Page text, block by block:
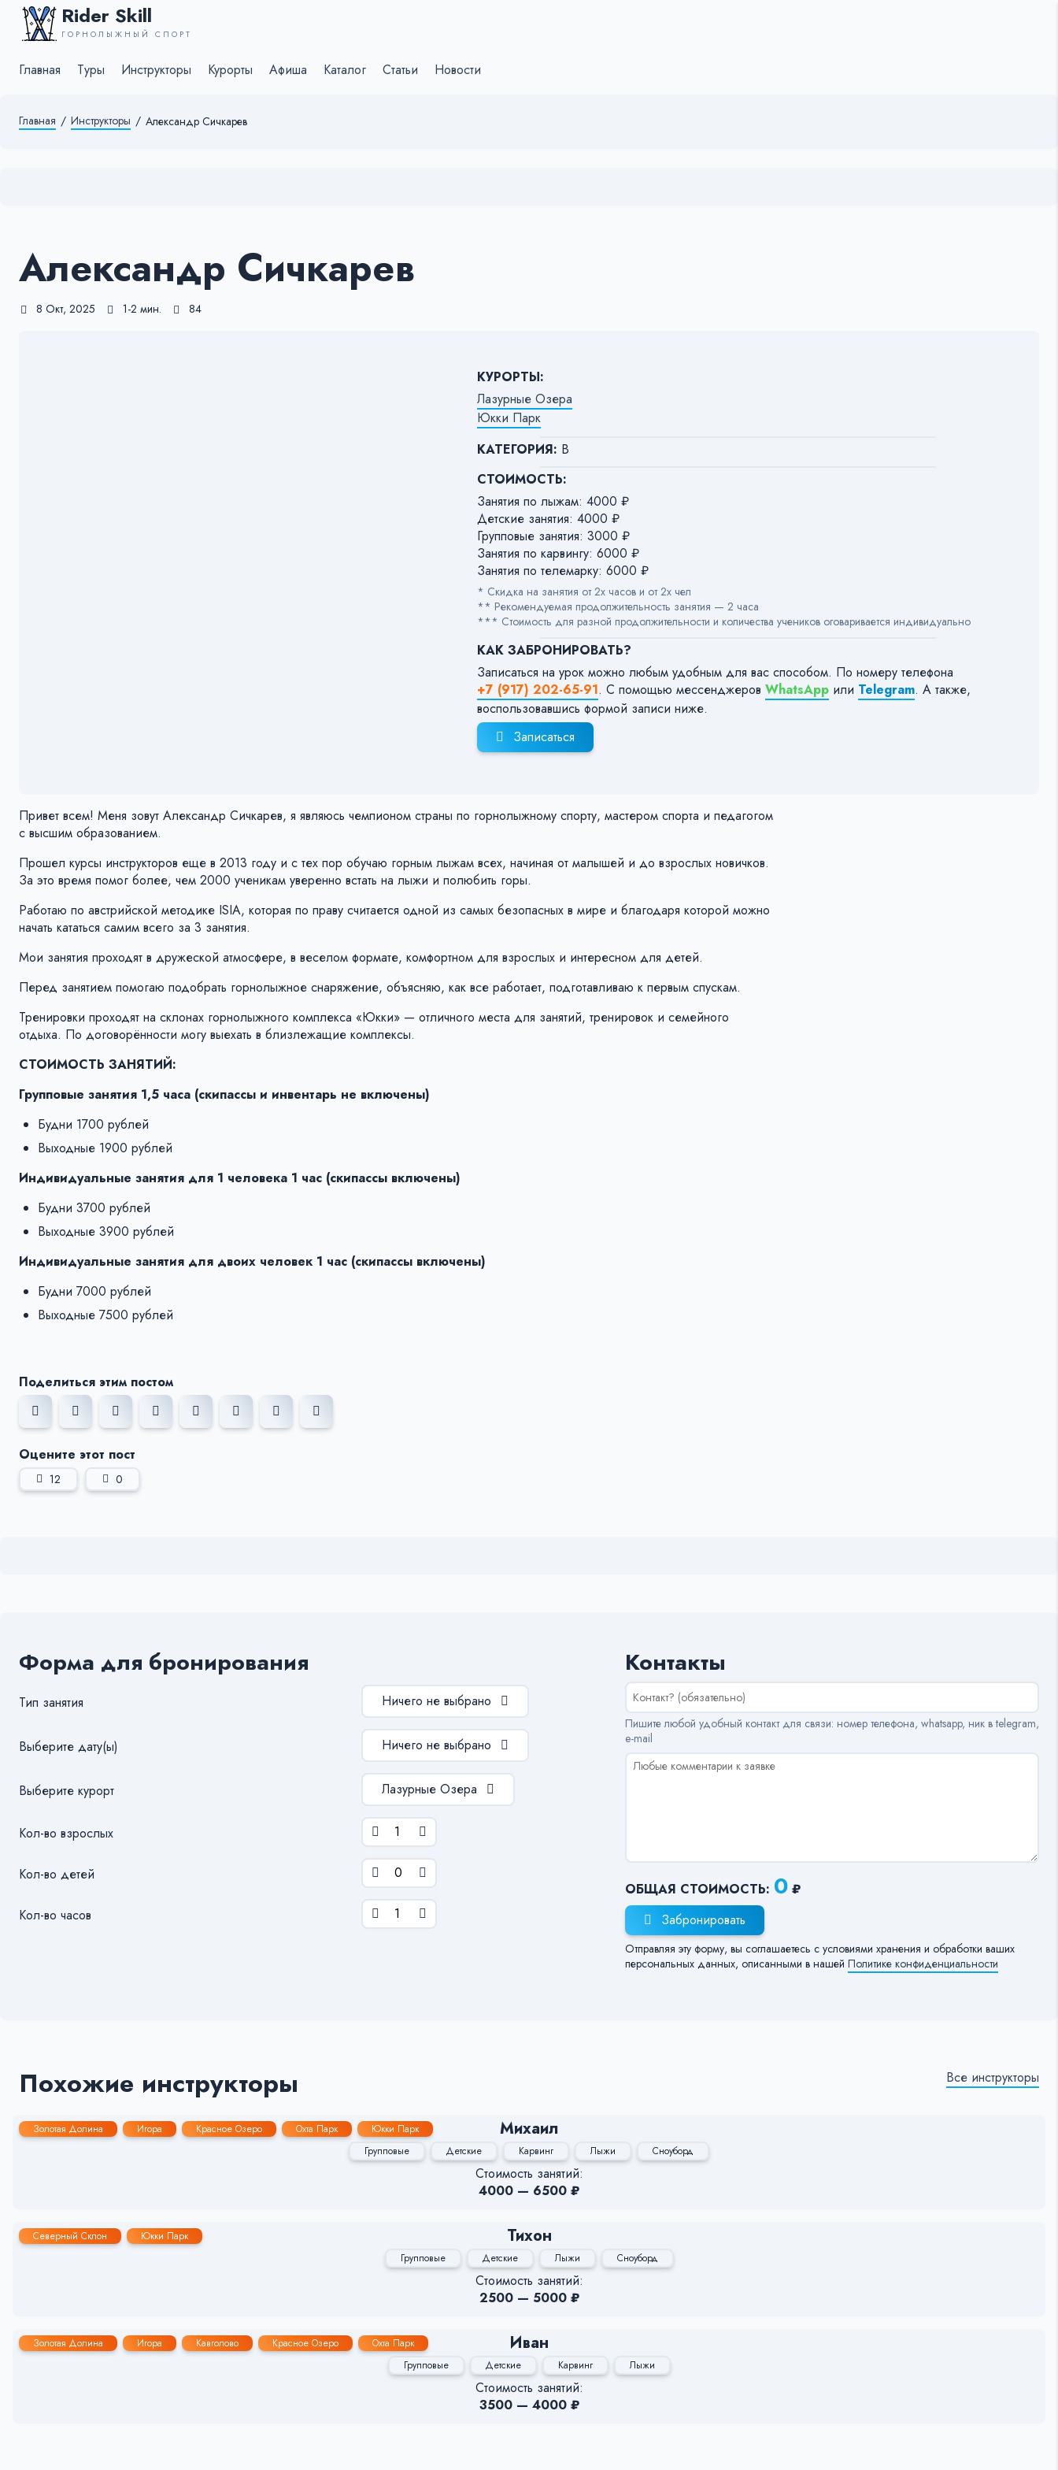
Rider Skill
ГОРНОЛЫЖНЫЙ СПОРТ
Главная Туры Инструкторы Курорты Афиша Каталог Статьи Новости
Главная / Инструкторы / Александр Сичкарев
Александр Сичкарев
8 Окт, 2025 1-2 мин. 84
КУРОРТЫ:
Лазурные Озера
Юкки Парк
КАТЕГОРИЯ: В
СТОИМОСТЬ:
Занятия по лыжам: 4000 ₽
Детские занятия: 4000 ₽
Групповые занятия: 3000 ₽
Занятия по карвингу: 6000 ₽
Занятия по телемарку: 6000 ₽
* Скидка на занятия от 2х часов и от 2х чел
** Рекомендуемая продолжительность занятия — 2 часа
*** Стоимость для разной продолжительности и количества учеников оговаривается индивидуально
КАК ЗАБРОНИРОВАТЬ?
Записаться на урок можно любым удобным для вас способом. По номеру телефона
+7 (917) 202-65-91. С помощью мессенджеров WhatsApp или Telegram. А также,
воспользовавшись формой записи ниже.
Записаться
Привет всем! Меня зовут Александр Сичкарев, я являюсь чемпионом страны по горнолыжному спорту, мастером спорта и педагогом
с высшим образованием.
Прошел курсы инструкторов еще в 2013 году и с тех пор обучаю горным лыжам всех, начиная от малышей и до взрослых новичков.
За это время помог более, чем 2000 ученикам уверенно встать на лыжи и полюбить горы.
Работаю по австрийской методике ISIA, которая по праву считается одной из самых безопасных в мире и благодаря которой можно
начать кататься самим всего за 3 занятия.
Мои занятия проходят в дружеской атмосфере, в веселом формате, комфортном для взрослых и интересном для детей.
Перед занятием помогаю подобрать горнолыжное снаряжение, объясняю, как все работает, подготавливаю к первым спускам.
Тренировки проходят на склонах горнолыжного комплекса «Юкки» — отличного места для занятий, тренировок и семейного
отдыха. По договорённости могу выехать в близлежащие комплексы.
СТОИМОСТЬ ЗАНЯТИЙ:
Групповые занятия 1,5 часа (скипассы и инвентарь не включены)
Будни 1700 рублей
Выходные 1900 рублей
Индивидуальные занятия для 1 человека 1 час (скипассы включены)
Будни 3700 рублей
Выходные 3900 рублей
Индивидуальные занятия для двоих человек 1 час (скипассы включены)
Будни 7000 рублей
Выходные 7500 рублей
Поделиться этим постом
Оцените этот пост
12 0
Форма для бронирования
Тип занятия Ничего не выбрано
Выберите дату(ы) Ничего не выбрано
Выберите курорт Лазурные Озера
Кол-во взрослых
Кол-во детей
Кол-во часов
Контакты
Пишите любой удобный контакт для связи: номер телефона, whatsapp, ник в telegram,
e-mail
ОБЩАЯ СТОИМОСТЬ: 0 ₽
Забронировать
Отправляя эту форму, вы соглашаетесь с условиями хранения и обработки ваших
персональных данных, описанными в нашей Политике конфиденциальности
Похожие инструкторы Все инструкторы
Золотая Долина Игора Красное Озеро Охта Парк Юкки Парк Михаил
Групповые Детские Карвинг Лыжи Сноуборд
Стоимость занятий:
4000 — 6500 ₽
Северный Склон Юкки Парк Тихон
Групповые Детские Лыжи Сноуборд
Стоимость занятий:
2500 — 5000 ₽
Золотая Долина Игора Кавголово Красное Озеро Охта Парк Иван
Групповые Детские Карвинг Лыжи
Стоимость занятий:
3500 — 4000 ₽